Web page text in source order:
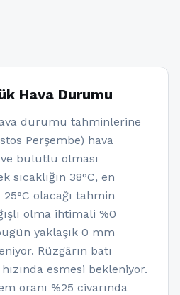
Hava Durumu
durumu tahminlerine
Perşembe) hava
bulutlu olması
sıcaklığın 38°C, en
25°C olacağı tahmin
olma ihtimali %0
yaklaşık 0 mm
Rüzgârın batı
esmesi bekleniyor.
oranı %25 civarında